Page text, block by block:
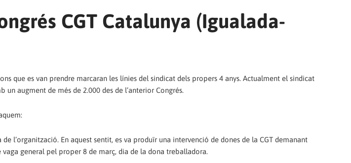
CGT Catalunya (Igualada-
que es van prendre marcaran les línies del sindicat dels propers 4 anys. Actualment el sindicat
augment de més de 2.000 des de l’anterior Congrés.
l’organització. En aquest sentit, es va produïr una intervenció de dones de la CGT demanant
general pel proper 8 de març, dia de la dona treballadora.